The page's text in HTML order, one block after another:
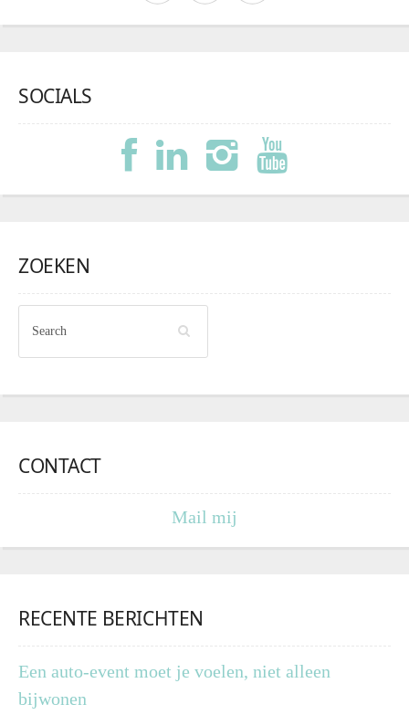
SOCIALS
ZOEKEN
CONTACT
Mail mij
RECENTE BERICHTEN
Een auto-event moet je voelen, niet alleen
bijwonen